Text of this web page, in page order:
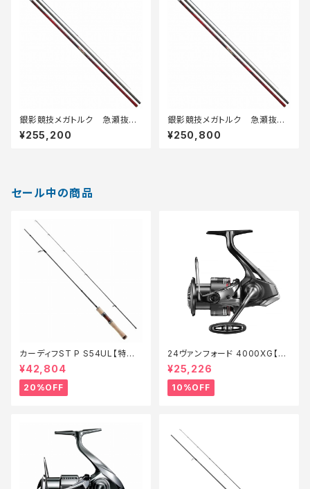
銀影競技メガトルク 急瀬抜
Ｈ90・Ｅ
¥255,200
銀影競技メガトルク 急瀬抜
90・Ｅ
¥250,800
セール中の商品
カーディフST P S54UL【特価
ロッド】【20】
¥42,804
20%OFF
24ヴァンフォード 4000XG【継
続セール_リール】【10】
¥25,226
10%OFF